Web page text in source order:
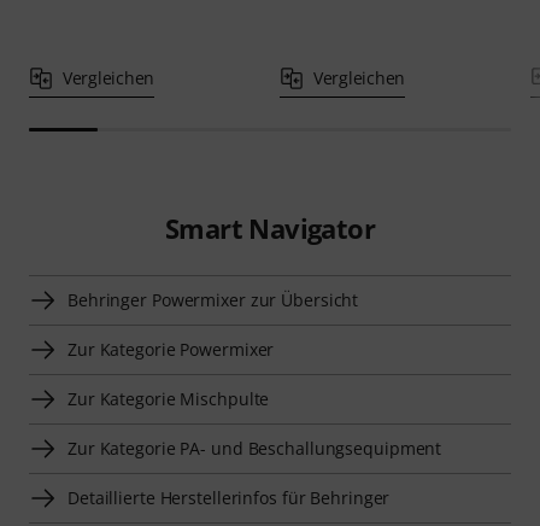
Vergleichen Vergleichen
Smart Navigator
Behringer Powermixer zur Übersicht
Zur Kategorie Powermixer
Zur Kategorie Mischpulte
Zur Kategorie PA- und Beschallungsequipment
Detaillierte Herstellerinfos für Behringer